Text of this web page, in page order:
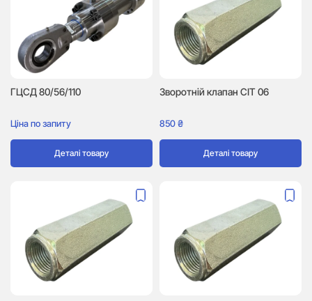
ГЦСД 80/56/110
Ціна по запиту
Деталі товару
Зворотній клапан CIT 06
850₴
Деталі товару